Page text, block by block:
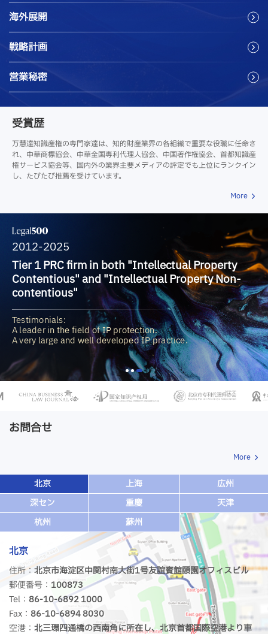
海外展開
戦略計画
営業秘密
受賞歴
万慧達知識産権の専門家達は、知的財産業界の各組織で重要な役職に任命さ
れ、中華商標協会、中華全国専利代理人協会、中国著作権協会、首都知識産
権サービス協会等、国内外の業界主要メディアの評定でも上位にランクイン
し、たびたび推薦を受けています。
More
2012-2025
Tier 1 PRC firm in both "Intellectual Property
Contentious" and "Intellectual Property Non-
contentious"
Testimonials:
A leader in the field of IP protection.
A very large and well developed IP practice.
お問合せ
More
北京 上海
広州
深セン
重慶
天津
杭州
蘇州
北京
住所：北京市海淀区中関村南大街1号友誼賓館頤園オフィスビル
郵便番号： 100873
Tel： 86-10-6892 1000
Fax： 86-10-6894 8030
空港： 北三環四通橋の西南角に所在し、北京首都国際空港より車